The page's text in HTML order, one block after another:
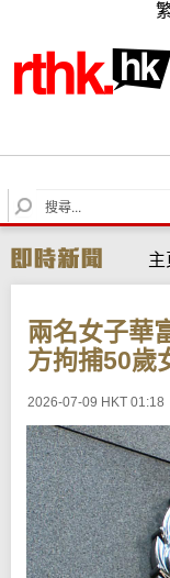
S
e
r
c
主
兩名女子華
方拘捕50歲
2026-07-09 HKT 01:18